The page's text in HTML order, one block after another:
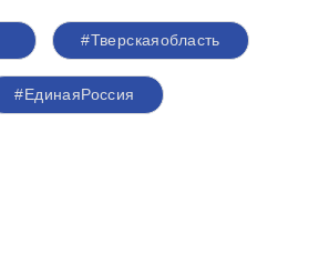
#Тверскаяобласть
#ЕдинаяРоссия